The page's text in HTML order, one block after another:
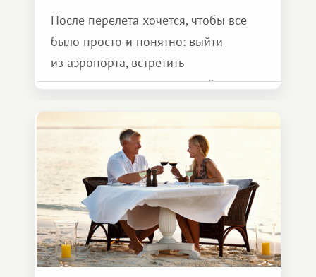
После перелета хочется, чтобы все
было просто и понятно: выйти
из аэропорта, встретить
представителя транспортной
и спокойно доехать до курорта.